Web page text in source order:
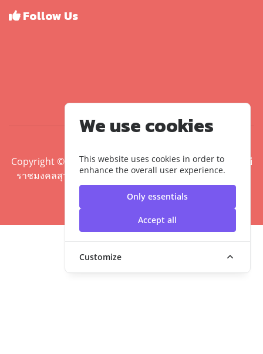
We use cookies
This website uses cookies in order to
enhance the overall user experience.
Only essentials
Accept all
Customize
Follow Us
Copyright ©2020 คณะศิลปศาสตร์ มหาวิทยาลัยเทคโนโลยี
ราชมงคลสุวรรณภูมิ | มหาวิทยาลัยเทคโนโลยีราชมงคล